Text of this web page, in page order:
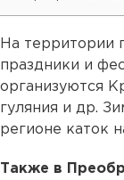
На территории
праздники и
организуются
гуляния и др.
регионе каток
Также в